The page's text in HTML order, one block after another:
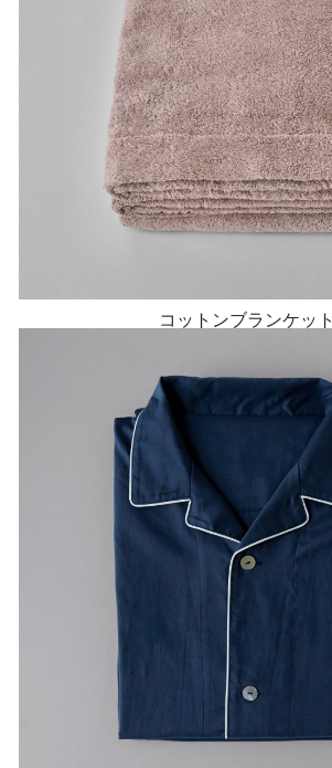
コットンブランケット